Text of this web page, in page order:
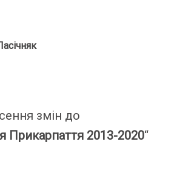
змін до
Прикарпаття 2013-2020“